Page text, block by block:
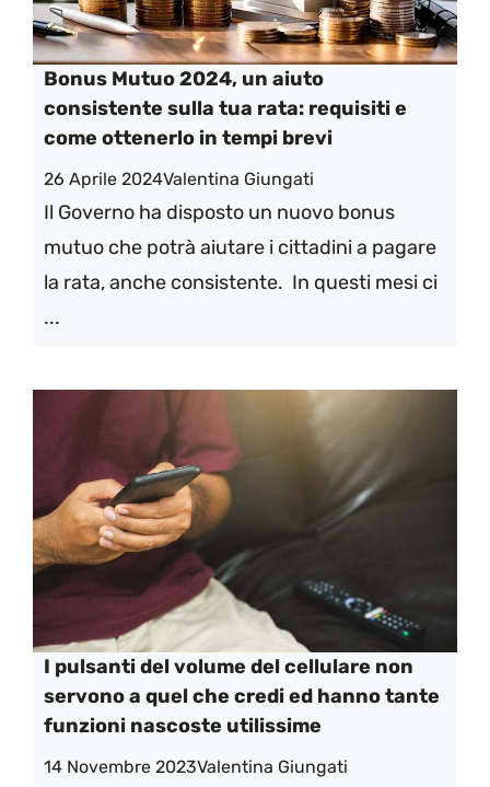
Bonus Mutuo 2024, un aiuto
consistente sulla tua rata: requisiti e
come ottenerlo in tempi brevi
26 Aprile 2024Valentina Giungati
Il Governo ha disposto un nuovo bonus
mutuo che potrà aiutare i cittadini a pagare
la rata, anche consistente. In questi mesi ci
...
I pulsanti del volume del cellulare non
servono a quel che credi ed hanno tante
funzioni nascoste utilissime
14 Novembre 2023Valentina Giungati